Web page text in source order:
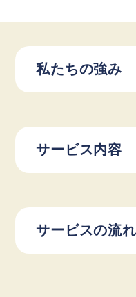
私たちの強み
サービス内容
サービスの流れ